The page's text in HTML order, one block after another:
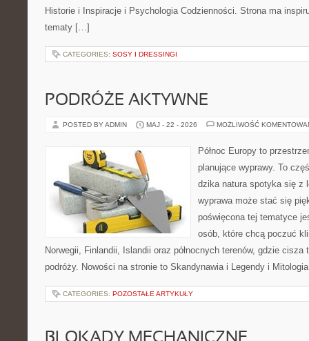
Historie i Inspiracje i Psychologia Codzienności. Strona ma
tematy […]
CATEGORIES: SOSY I DRESSINGI
PODRÓŻE AKTYWNE
POSTED BY ADMIN MAJ - 22 - 2026 MOŻLIWOŚĆ
Północ Europy to
planujące wyprawy. To
dzika natura spotyka się z
wyprawa może stać się
poświęcona tej tematyce
osób, które chcą poczuć
Norwegii, Finlandii, Islandii oraz północnych terenów, gdzie cisza
podróży. Nowości na stronie to Skandynawia i Legendy i
CATEGORIES: POZOSTAŁE ARTYKUŁY